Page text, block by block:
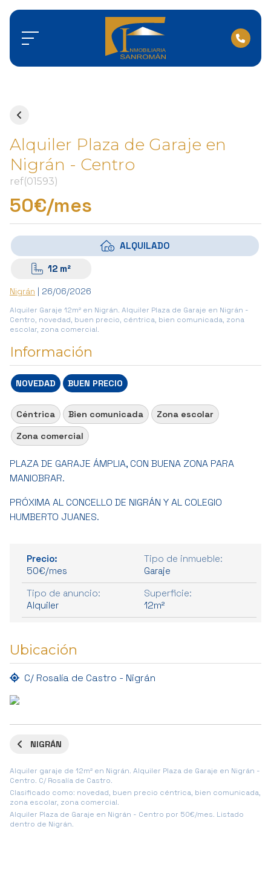
Alquiler Plaza de Garaje en
Nigrán - Centro
ref(01593)
50€/mes
ALQUILADO
12 m²
Nigrán | 26/06/2026
Alquiler Garaje 12m² en Nigrán. Alquiler Plaza de Garaje en Nigrán -
Centro, novedad, buen precio, céntrica, bien comunicada, zona
escolar, zona comercial.
Información
NOVEDAD BUEN PRECIO
Céntrica Bien comunicada
Zona escolar
Zona comercial
PLAZA DE GARAJE ÁMPLIA, CON BUENA ZONA PARA
MANIOBRAR.
PRÓXIMA AL CONCELLO DE NIGRÁN Y AL COLEGIO
HUMBERTO JUANES.
Precio:
50€/mes
Tipo de inmueble:
Garaje
Tipo de anuncio:
Alquiler
Superficie:
12m²
Ubicación
C/ Rosalía de Castro - Nigrán
NIGRÁN
Alquiler garaje de 12m² en Nigrán. Alquiler Plaza de Garaje en Nigrán -
Centro. C/ Rosalía de Castro.
Clasificado como: novedad, buen precio céntrica, bien comunicada,
zona escolar, zona comercial.
Alquiler Plaza de Garaje en Nigrán - Centro por 50€/mes. Listado
dentro de Nigrán.